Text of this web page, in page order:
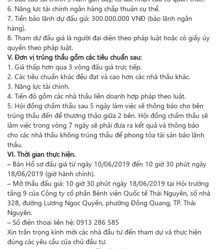
6. Năng lực tài chính ngân hàng chấp thuận cụ thể.
7. Tiền bảo lãnh dự đấu giá: 300.000.000 VNĐ (bảo lãnh ngân
hàng).
8. Tham dự đấu giá là người đại diện theo pháp luật hoặc có giấy ủy
quyền theo pháp luật.
V. Đơn vị trúng thầu gồm các tiêu chuẩn sau:
1. Giá thấp hơn qua 3 vòng đấu giá trực tiếp.
2. Các tiêu chuẩn khác đều đạt và cao hơn các nhà thầu khác.
3. Năng lực tài chính.
4. Tiến độ gồm các nhà thầu liên doanh hợp pháp theo luật.
5. Hội đồng chấm thầu sau 5 ngày làm việc sẽ thông báo cho bên
trúng thầu đến để thương thảo giữa 2 bên. Hội đồng chấm thầu sẽ
làm việc trong vòng 7 ngày sẽ phải đưa ra kết quả và thông báo
cho các nhà thầu không trúng thầu để phong tỏa tài sản bảo lãnh
thầu.
VI. Thời gian thực hiện.
– Bán Hồ sơ đấu giá từ ngày 10/06/2019 đến 10 giờ 30 phút ngày
18/06/2019 (giờ hành chính).
– Mở thầu đấu giá: 10 giờ 30 phút ngày 18/06/2019 tại Hội trường
tầng 9 của Công ty cổ phần Bệnh viện Quốc tế Thái Nguyên, số nhà
328, đường Lương Ngọc Quyến, phường Đồng Quang, TP. Thái
Nguyên.
– Số điện thoại liên hệ: 0913 286 585
Xin trân trọng kính mời các nhà đầu tư đến tham dự và thực hiện
đúng các yêu cầu của chủ đầu tư.